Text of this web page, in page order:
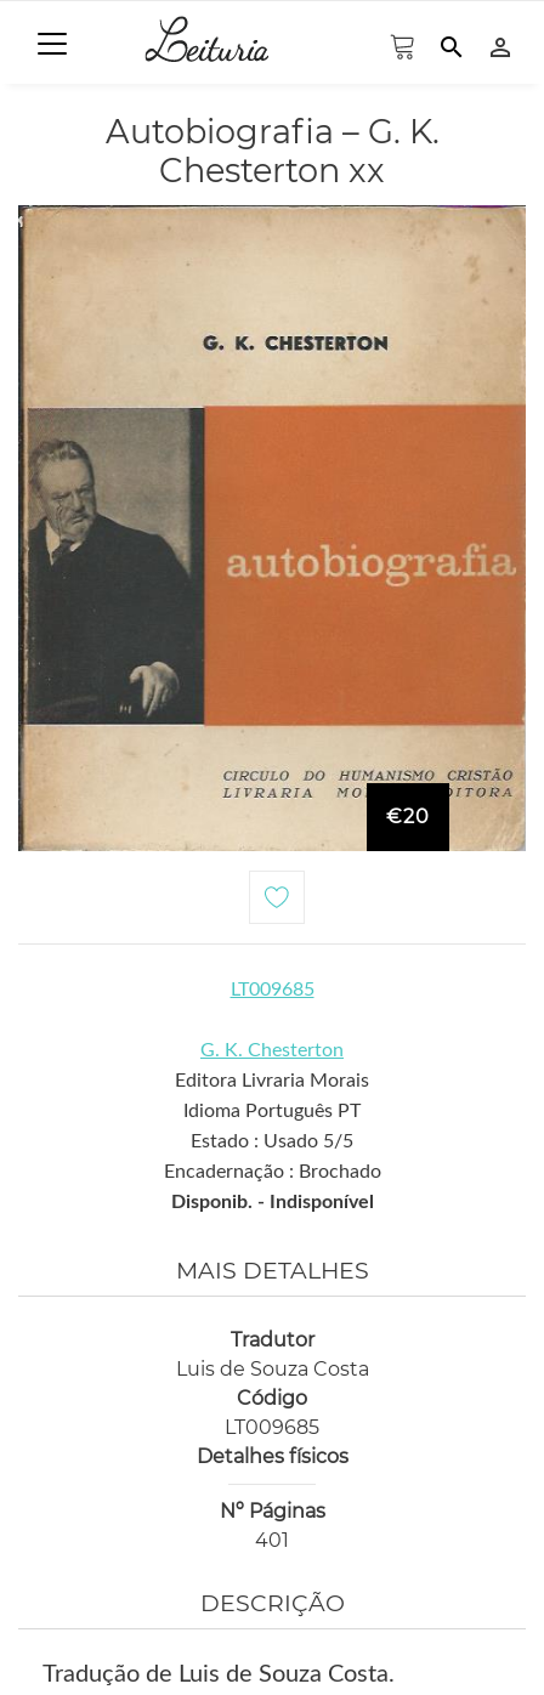
search person_outline
Autobiografia – G. K.
Chesterton xx
€20
LT009685
G. K. Chesterton
Editora Livraria Morais
Idioma Português PT
Estado : Usado 5/5
Encadernação : Brochado
Disponib. -
Indisponível
MAIS DETALHES
Tradutor
Luis de Souza Costa
Código
LT009685
Detalhes físicos
Nº Páginas
401
DESCRIÇÃO
Tradução de Luis de Souza Costa.